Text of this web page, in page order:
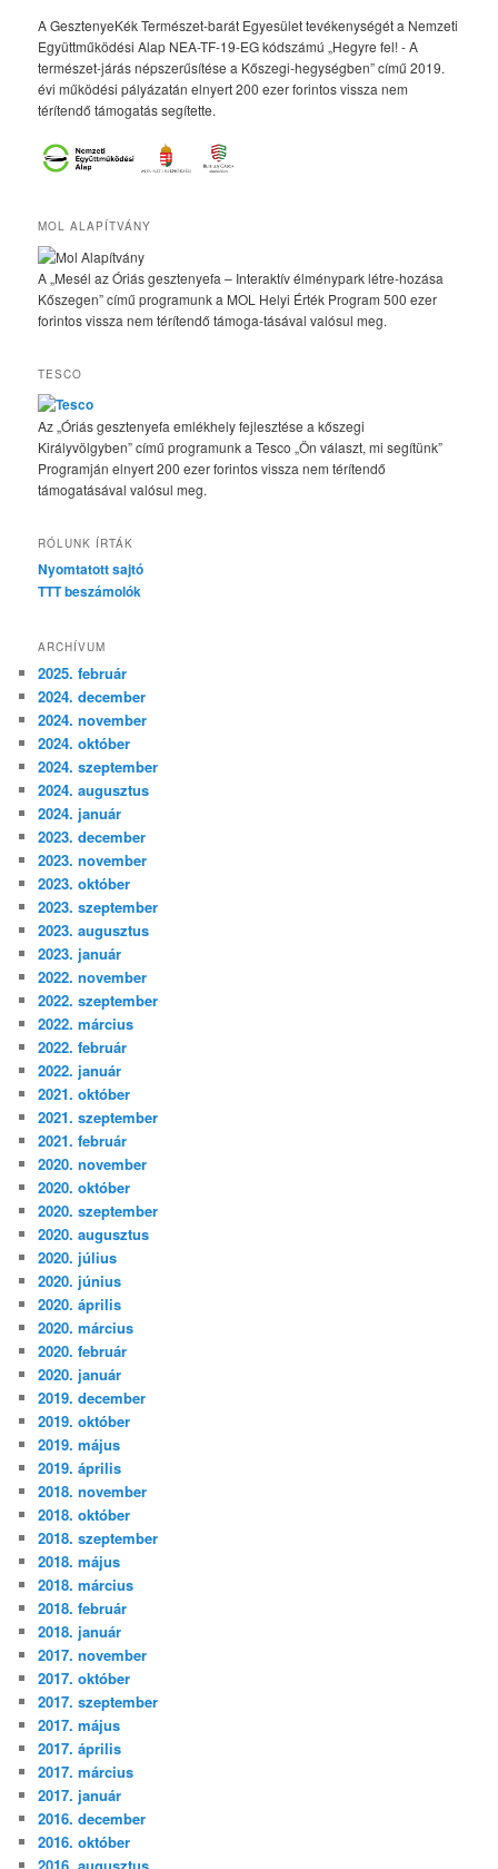
A GesztenyeKék Természet-barát Egyesület tevékenységét a Nemzeti
Együttműködési Alap NEA-TF-19-EG kódszámú „Hegyre fel! - A
természet-járás népszerűsítése a Kőszegi-hegységben” című 2019.
évi működési pályázatán elnyert 200 ezer forintos vissza nem
térítendő támogatás segítette.
MOL ALAPÍTVÁNY
A „Mesél az Óriás gesztenyefa – Interaktív élménypark létre-hozása
Kőszegen” című programunk a MOL Helyi Érték Program 500 ezer
forintos vissza nem térítendő támoga-tásával valósul meg.
TESCO
Az „Óriás gesztenyefa emlékhely fejlesztése a kőszegi
Királyvölgyben” című programunk a Tesco „Ön választ, mi segítünk”
Programján elnyert 200 ezer forintos vissza nem térítendő
támogatásával valósul meg.
RÓLUNK ÍRTÁK
Nyomtatott sajtó
TTT beszámolók
ARCHÍVUM
2025. február
2024. december
2024. november
2024. október
2024. szeptember
2024. augusztus
2024. január
2023. december
2023. november
2023. október
2023. szeptember
2023. augusztus
2023. január
2022. november
2022. szeptember
2022. március
2022. február
2022. január
2021. október
2021. szeptember
2021. február
2020. november
2020. október
2020. szeptember
2020. augusztus
2020. július
2020. június
2020. április
2020. március
2020. február
2020. január
2019. december
2019. október
2019. május
2019. április
2018. november
2018. október
2018. szeptember
2018. május
2018. március
2018. február
2018. január
2017. november
2017. október
2017. szeptember
2017. május
2017. április
2017. március
2017. január
2016. december
2016. október
2016. augusztus